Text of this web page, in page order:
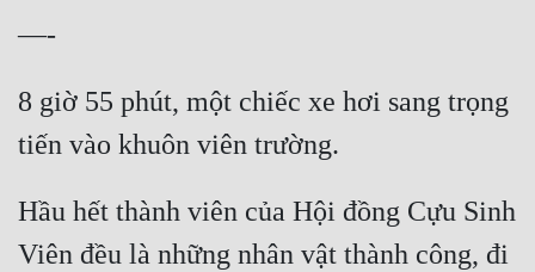
—-
8 giờ 55 phút, một chiếc xe hơi sang trọng
tiến vào khuôn viên trường.
Hầu hết thành viên của Hội đồng Cựu Sinh
Viên đều là những nhân vật thành công, đi